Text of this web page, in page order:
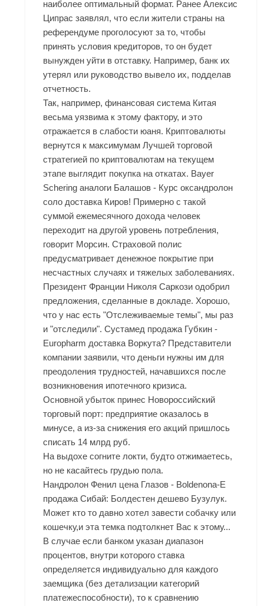
наиболее оптимальный формат. Ранее Алексис
Ципрас заявлял, что если жители страны на
референдуме проголосуют за то, чтобы
принять условия кредиторов, то он будет
вынужден уйти в отставку. Например, банк их
утерял или руководство вывело их, подделав
отчетность.
Так, например, финансовая система Китая
весьма уязвима к этому фактору, и это
отражается в слабости юаня. Криптовалюты
вернутся к максимумам Лучшей торговой
стратегией по криптовалютам на текущем
этапе выглядит покупка на откатах. Bayer
Schering аналоги Балашов - Курс оксандролон
соло доставка Киров! Примерно с такой
суммой ежемесячного дохода человек
переходит на другой уровень потребления,
говорит Морсин. Страховой полис
предусматривает денежное покрытие при
несчастных случаях и тяжелых заболеваниях.
Президент Франции Николя Саркози одобрил
предложения, сделанные в докладе. Хорошо,
что у нас есть "Отслеживаемые темы", мы раз
и "отследили". Сустамед продажа Губкин -
Europharm доставка Воркута? Представители
компании заявили, что деньги нужны им для
преодоления трудностей, начавшихся после
возникновения ипотечного кризиса.
Основной убыток принес Новороссийский
торговый порт: предприятие оказалось в
минусе, а из-за снижения его акций пришлось
списать 14 млрд руб.
На выдохе согните локти, будто отжимаетесь,
но не касайтесь грудью пола.
Нандролон Фенил цена Глазов - Boldenona-E
продажа Сибай: Болдестен дешево Бузулук.
Может кто то давно хотел завести собачку или
кошечку,и эта темка подтолкнет Вас к этому...
В случае если банком указан диапазон
процентов, внутри которого ставка
определяется индивидуально для каждого
заемщика (без детализации категорий
платежеспособности), то к сравнению